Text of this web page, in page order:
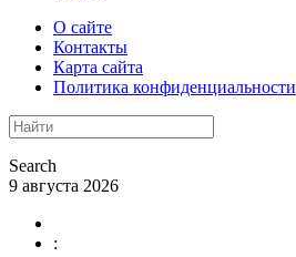
О сайте
Контакты
Карта сайта
Политика конфиденциальности
Search
9 августа 2026
: